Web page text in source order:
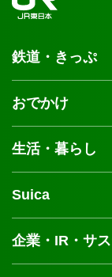
鉄道・きっぷ
おでかけ
生活・暮らし
Suica
企業・IR・サ